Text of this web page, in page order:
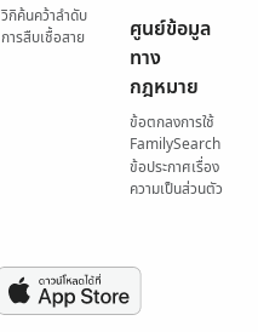
วิกิค้นคว้าลำดับ
การสืบเชื้อสาย
ศูนย์ข้อมูล
ทาง
กฎหมาย
ข้อตกลงการใช้
FamilySearch
ข้อประกาศเรื่อง
ความเป็นส่วนตัว